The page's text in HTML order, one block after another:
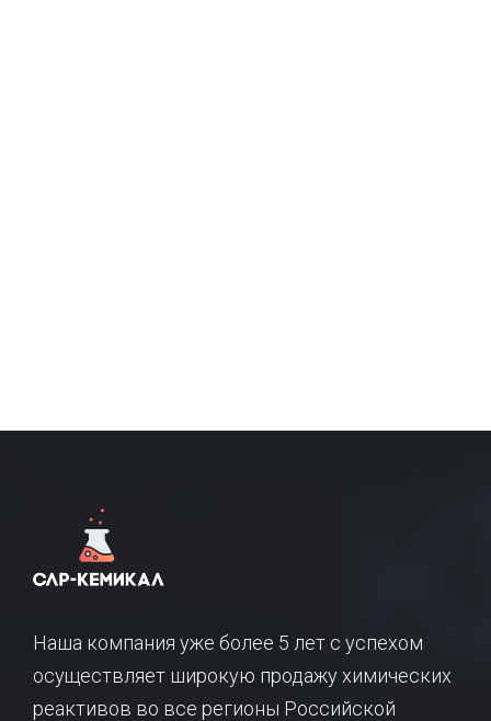
Наша компания уже более 5 лет с успехом
осуществляет широкую продажу химических
реактивов во все регионы Российской